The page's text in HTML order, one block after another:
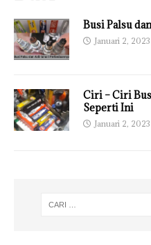
Busi Palsu
Januari 2, 2023
Ciri – Ciri
Seperti Ini
Januari 2, 2023